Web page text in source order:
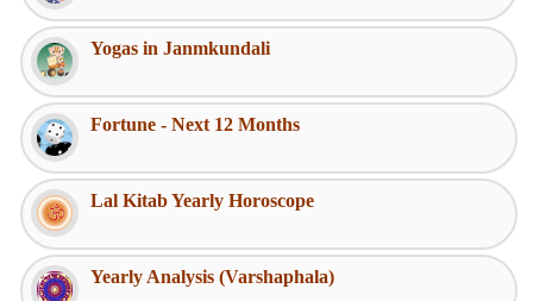
Yogas in Janmkundali
Fortune - Next 12 Months
Lal Kitab Yearly Horoscope
Yearly Analysis (Varshaphala)